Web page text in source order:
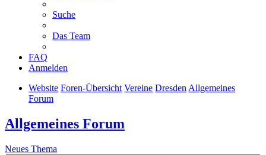
Suche
Das Team
FAQ
Anmelden
Website Foren-Übersicht Vereine DresdenAllgemeines
Forum
Allgemeines Forum
Neues Thema